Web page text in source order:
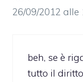
26/09/2012 alle
beh, se è
tutto il